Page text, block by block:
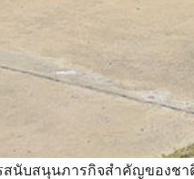
สนับสนุนภารกิจสำคัญของช